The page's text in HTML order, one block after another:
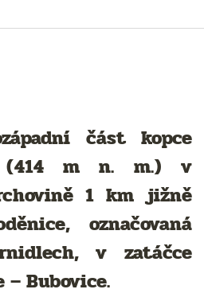
část kopce
(414 m n. m.) v
1 km jižně
označovaná
v zatáčce
Bubovice.